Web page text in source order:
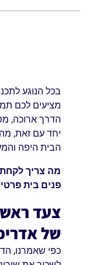
בכל הנוגע
מציעים לכם
הדרך ארוכה,
יחד עם זאת,
הבית היפה
מה צריך לקחת
פנים בית
צעד
של
כפי שאמרנו,